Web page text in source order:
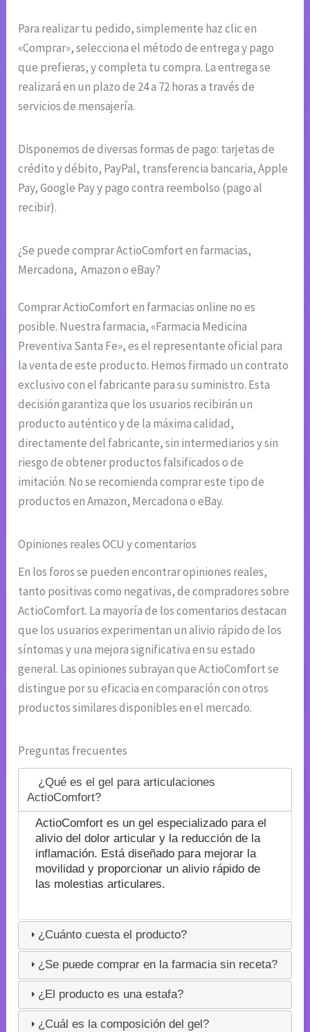
Para realizar tu pedido, simplemente haz clic en
«Comprar», selecciona el método de entrega y pago
que prefieras, y completa tu compra. La entrega se
realizará en un plazo de 24 a 72 horas a través de
servicios de mensajería.
Disponemos de diversas formas de pago: tarjetas de
crédito y débito, PayPal, transferencia bancaria, Apple
Pay, Google Pay y pago contra reembolso (pago al
recibir).
¿Se puede comprar ActioComfort en farmacias,
Mercadona, Amazon o eBay?
Comprar ActioComfort en farmacias online no es
posible. Nuestra farmacia, «Farmacia Medicina
Preventiva Santa Fe», es el representante oficial para
la venta de este producto. Hemos firmado un contrato
exclusivo con el fabricante para su suministro. Esta
decisión garantiza que los usuarios recibirán un
producto auténtico y de la máxima calidad,
directamente del fabricante, sin intermediarios y sin
riesgo de obtener productos falsificados o de
imitación. No se recomienda comprar este tipo de
productos en Amazon, Mercadona o eBay.
Opiniones reales OCU y comentarios
En los foros se pueden encontrar opiniones reales,
tanto positivas como negativas, de compradores sobre
ActioComfort. La mayoría de los comentarios destacan
que los usuarios experimentan un alivio rápido de los
síntomas y una mejora significativa en su estado
general. Las opiniones subrayan que ActioComfort se
distingue por su eficacia en comparación con otros
productos similares disponibles en el mercado.
Preguntas frecuentes
¿Qué es el gel para articulaciones
ActioComfort?
ActioComfort es un gel especializado para el
alivio del dolor articular y la reducción de la
inflamación. Está diseñado para mejorar la
movilidad y proporcionar un alivio rápido de
las molestias articulares.
¿Cuánto cuesta el producto?
¿Se puede comprar en la farmacia sin receta?
¿El producto es una estafa?
¿Cuál es la composición del gel?